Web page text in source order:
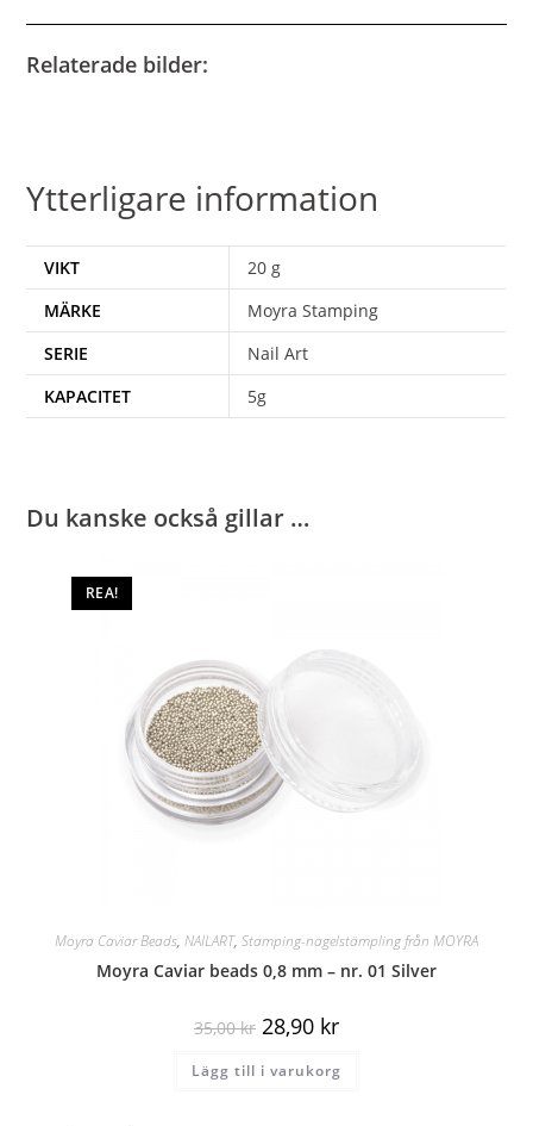
Relaterade bilder:
Ytterligare information
VIKT
20 g
MÄRKE
Moyra Stamping
SERIE
Nail Art
KAPACITET
5g
Du kanske också gillar …
REA!
Moyra Caviar Beads, NAILART, Stamping-nagelstämpling från MOYRA
Moyra Caviar beads 0,8 mm – nr. 01 Silver
35,00kr 28,90 kr
Lägg till i varukorg